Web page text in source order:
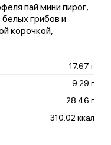
пай мини пирог,
грибов и
корочкой,
17.67 г
9.29 г
28.46 г
310.02 ккал